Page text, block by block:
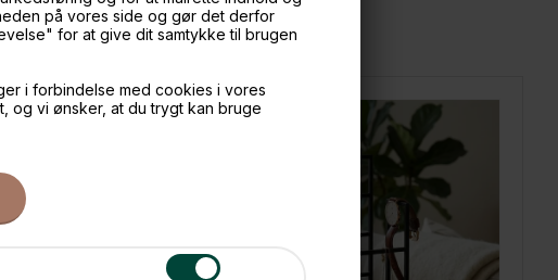
på vores side og gør det derfor
for at give dit samtykke til brugen
i forbindelse med cookies i vores
og vi ønsker, at du trygt kan bruge